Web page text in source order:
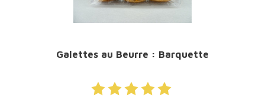
Galettes au Beurre : Barquette